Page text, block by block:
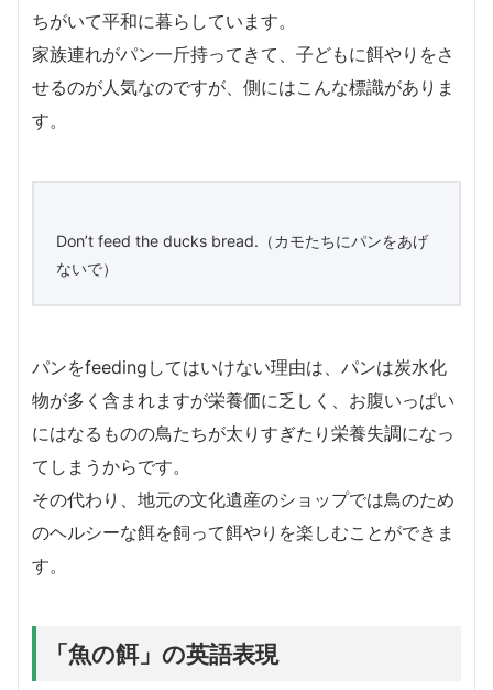
ちがいて平和に暮らしています。
家族連れがパン一斤持ってきて、子どもに餌やりをさ
せるのが人気なのですが、側にはこんな標識がありま
す。
Don’t feed the ducks bread.（カモたちにパンをあげ
ないで）
パンをfeedingしてはいけない理由は、パンは炭水化
物が多く含まれますが栄養価に乏しく、お腹いっぱい
にはなるものの鳥たちが太りすぎたり栄養失調になっ
てしまうからです。
その代わり、地元の文化遺産のショップでは鳥のため
のヘルシーな餌を飼って餌やりを楽しむことができま
す。
「魚の餌」の英語表現